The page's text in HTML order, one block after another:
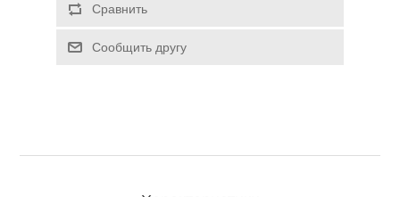
Сравнить
Сообщить другу